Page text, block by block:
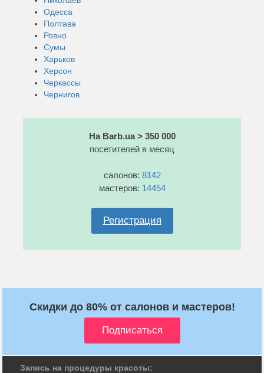
Одесса
Полтава
Ровно
Сумы
Харьков
Херсон
Черкассы
Чернигов
На Barb.ua > 350 000
посетителей в месяц
салонов: 8142
мастеров: 14454
Регистрация
Скидки до 80% от салонов и мастеров!
Запись на процедуры красоты: